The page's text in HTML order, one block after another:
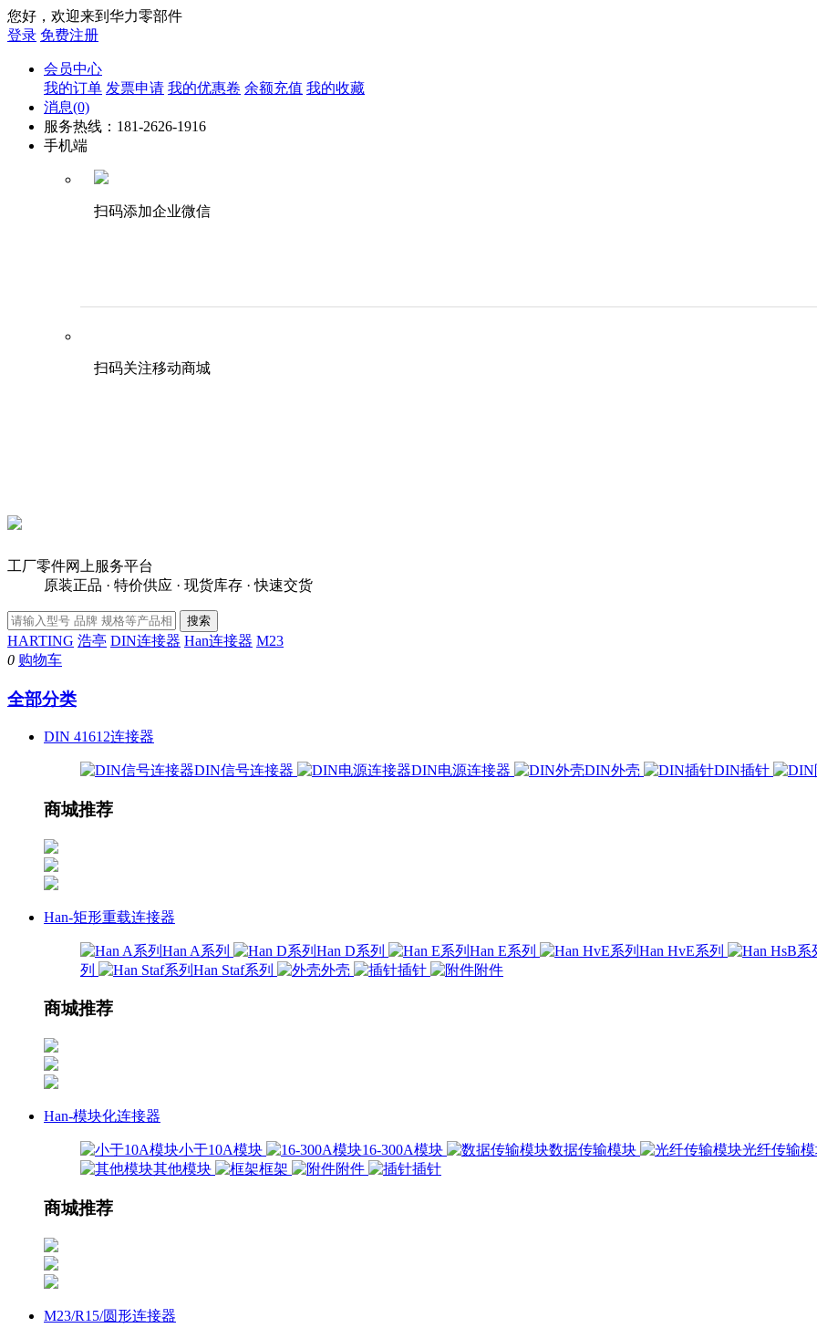
您好，欢迎来到华力零部件
登录 免费注册
会员中心
我的订单 发票申请 我的优惠卷 余额充值 我的收藏
消息(0)
服务热线：181-2626-1916
手机端
扫码添加企业微信
扫码关注移动商城
工厂零件网上服务平台
原装正品 · 特价供应 · 现货库存 · 快速交货
HARTING 浩亭 DIN连接器 Han连接器 M23
0 购物车
全部分类
DIN 41612连接器
DIN信号连接器 DIN电源连接器 DIN外壳 DIN插针
商城推荐
Han-矩形重载连接器
Han A系列 Han D系列 Han E系列 Han HvE系列
列
Han Staf系列 外壳 插针 附件
商城推荐
Han-模块化连接器
小于10A模块 16-300A模块 数据传输模块 光纤传输
其他模块
框架 附件 插针
商城推荐
M23/R15/圆形连接器